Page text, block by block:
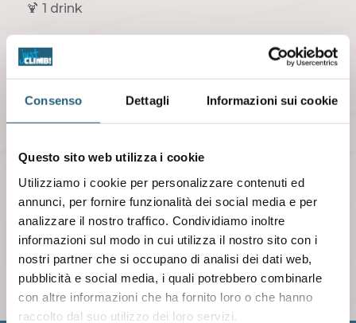
Consenso Dettagli Informazioni sui cookie
Questo sito web utilizza i cookie
Utilizziamo i cookie per personalizzare contenuti ed
annunci, per fornire funzionalità dei social media e per
analizzare il nostro traffico. Condividiamo inoltre
informazioni sul modo in cui utilizza il nostro sito con i
nostri partner che si occupano di analisi dei dati web,
pubblicità e social media, i quali potrebbero combinarle
con altre informazioni che ha fornito loro o che hanno
raccolto dal suo utilizzo dei loro servizi.
🍹 1 drink
📌 L’ingresso al solo aperitivo è gratuito. Chi è
in possesso di ingressi per scalare già
ingressi), potrà accedere con il proprio
abbonamento acquistando al bar alle tariffe
vigenti.
ℹ 379 2900669
– Riservato si soci e tesserati –